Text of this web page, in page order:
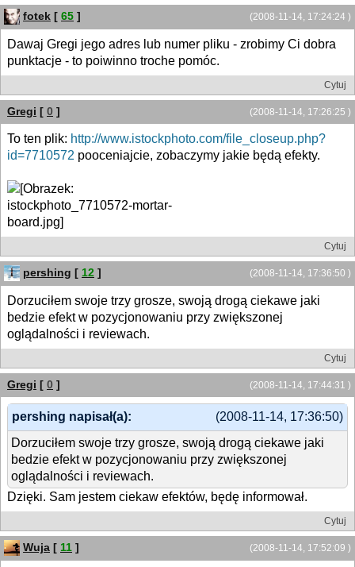
(2008-11-14, 17:24:24 )
fotek [ 65 ]
Dawaj Gregi jego adres lub numer pliku - zrobimy Ci dobra
punktacje - to poiwinno troche pomóc.
Cytuj
(2008-11-14, 17:26:25 )
Gregi [ 0 ]
To ten plik: http://www.istockphoto.com/file_closeup.php?
id=7710572 pooceniajcie, zobaczymy jakie będą efekty.
Cytuj
(2008-11-14, 17:36:50 )
pershing [ 12 ]
Dorzuciłem swoje trzy grosze, swoją drogą ciekawe jaki
bedzie efekt w pozycjonowaniu przy zwiększonej
oglądalności i reviewach.
Cytuj
(2008-11-14, 17:44:31 )
Gregi [ 0 ]
(2008-11-14, 17:36:50)
pershing napisał(a):
Dorzuciłem swoje trzy grosze, swoją drogą ciekawe jaki
bedzie efekt w pozycjonowaniu przy zwiększonej
oglądalności i reviewach.
Dzięki. Sam jestem ciekaw efektów, będę informował.
Cytuj
(2008-11-14, 17:52:09 )
Wuja [ 11 ]